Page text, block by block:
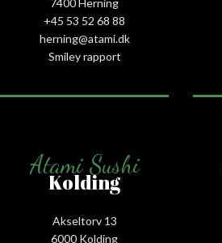
7400 Herning
+45 53 52 68 88
herning@atami.dk
Smiley rapport
Atami Sushi
Kolding
Akseltorv 13
6000 Kolding